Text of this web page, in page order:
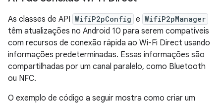
As classes de API WifiP2pConfig e WifiP2pManager
têm atualizações no Android 10 para serem compatíveis
com recursos de conexão rápida ao Wi-Fi Direct usando
informações predeterminadas. Essas informações são
compartilhadas por um canal paralelo, como Bluetooth
ou NFC.
O exemplo de código a seguir mostra como criar um